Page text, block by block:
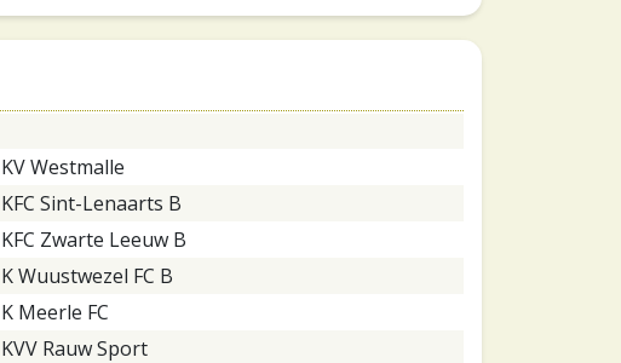
KV Westmalle
KFC Sint-Lenaarts B
KFC Zwarte Leeuw B
K Wuustwezel FC B
K Meerle FC
KVV Rauw Sport